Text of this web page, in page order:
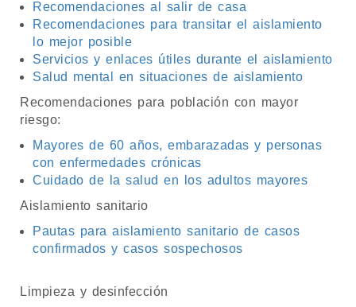
Recomendaciones al salir de casa
Recomendaciones para transitar el aislamiento
lo mejor posible
Servicios y enlaces útiles durante el aislamiento
Salud mental en situaciones de aislamiento
Recomendaciones para población con mayor
riesgo:
Mayores de 60 años, embarazadas y personas
con enfermedades crónicas
Cuidado de la salud en los adultos mayores
Aislamiento sanitario
Pautas para aislamiento sanitario de casos
confirmados y casos sospechosos
Limpieza y desinfección